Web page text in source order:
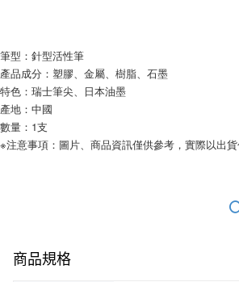
筆型：針型活性筆
產品成分：塑膠、金屬、樹脂、石墨
特色：瑞士筆尖、日本油墨
產地：中國
數量：1支
※注意事項：圖片、商品資訊僅供參考，實際以出
商品規格